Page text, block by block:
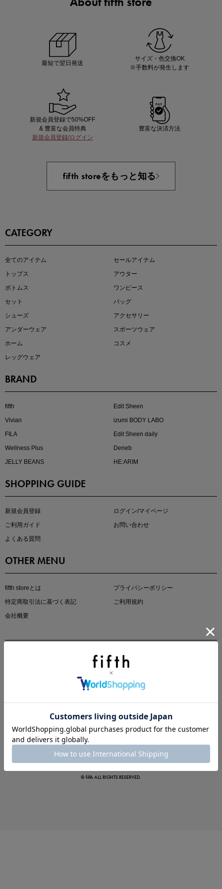
買えば買うほどお得! 最大半額クーポン
近日販売のアイテムを先見せ
真夏のオフィスカジュアル
夏の即戦力ワンピ
最短で翌日発送
サイズ・色交換OK
※手数料が発生します
新規会員登録で50%OFF
& 豊富な会員特典
新規会員登録/ログイン
豊富な決済方法
fifth storeをもっと知る
CATEGORY
全てのアイテム
セールアイテム
トップス
アウター
ボトムス
ワンピース
セット
バッグ
シューズ
アクセサリー
アンダーウェア
スポーツウェア
ホーム
コスメ
レッグウェア
BRAND
fifth
Edit Sheen
Vivian
izumi BODY LABO
FILA
Edit Sheen daily
Wellness Plus
Deneb
JELLY BEANS
HE:ARIM
SHOPPING GUIDE
新規会員登録
ログイン/マイページ
ご利用ガイド
お問い合わせ
よくある質問
OTHER MENU
fifth storeとは
プライバシーポリシー
特定商取引法に基づく表記
ご利用規約
会社概要
© fifth ALL RIGHTS RESERVED.